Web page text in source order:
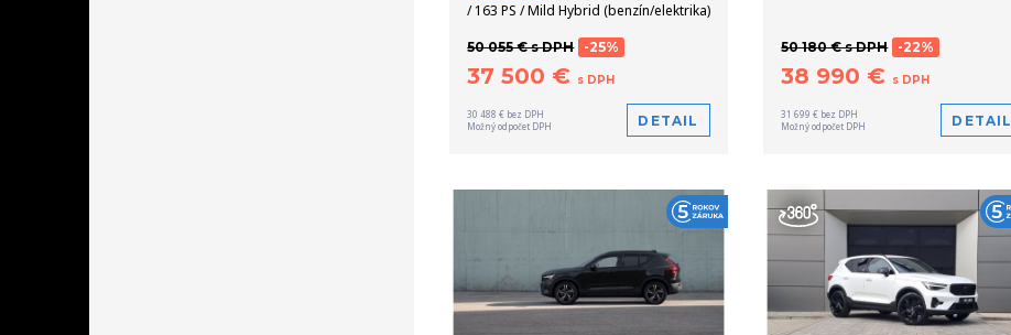
/ 163 PS / Mild Hybrid (benzín/elektrika)
50 055 € s DPH -25%
37 500 € s DPH
30 488 € bez DPH
Možný odpočet DPH
DETAIL
50 180 € s DPH -22%
38 990 € s DPH
31 699 € bez DPH
Možný odpočet DPH
DETAIL